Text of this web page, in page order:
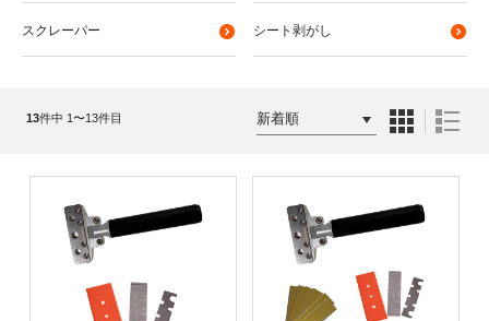
スクレーパー シート剥がし
13件中 1〜13件目